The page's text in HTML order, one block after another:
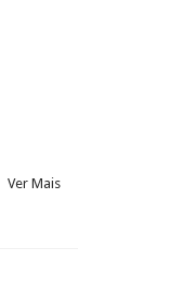
Ver Mais